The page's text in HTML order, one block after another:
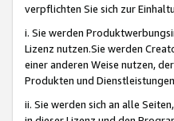
verpflichten Sie sich zur
i. Sie werden
Lizenz nutzen.Sie werden
einer anderen Weise nutzen,
Produkten und
ii. Sie werden sich an alle